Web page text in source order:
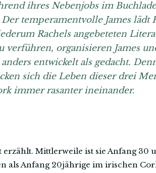
ihres Nebenjobs im
temperamentvolle James lädt
Rachels angebeteten
organisieren James
entwickelt als gedacht.
sich die Leben dieser drei
immer rasanter ineinander.
Mittlerweile ist sie Anfang 30
als Anfang 20jährige im irischen